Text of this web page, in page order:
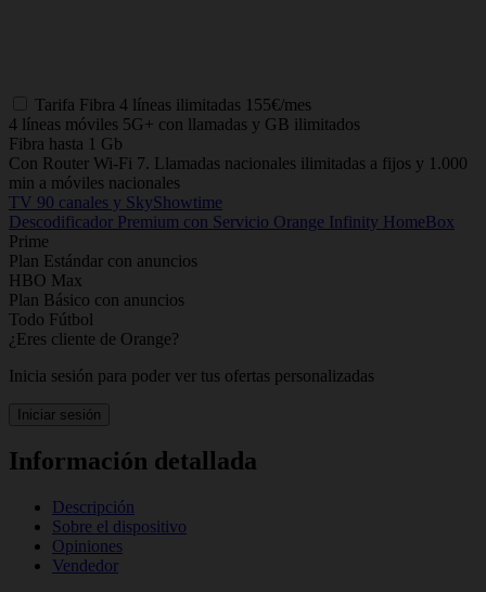
Tarifa Fibra 4 líneas ilimitadas 155€/mes
4 líneas móviles 5G+ con llamadas y GB ilimitados
Fibra hasta 1 Gb
Con Router Wi-Fi 7. Llamadas nacionales ilimitadas a fijos y 1.000
min a móviles nacionales
TV 90 canales y SkyShowtime
Descodificador Premium con Servicio Orange Infinity HomeBox
Prime
Plan Estándar con anuncios
HBO Max
Plan Básico con anuncios
Todo Fútbol
¿Eres cliente de Orange?
Inicia sesión para poder ver tus ofertas personalizadas
Iniciar sesión
Información detallada
Descripción
Sobre el dispositivo
Opiniones
Vendedor